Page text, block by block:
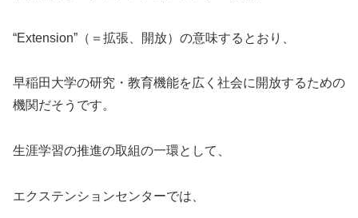
“Extension”（＝拡張、開放）の意味するとおり、
早稲田大学の研究・教育機能を広く社会に開放するための
機関だそうです。
生涯学習の推進の取組の一環として、
エクステンションセンターでは、